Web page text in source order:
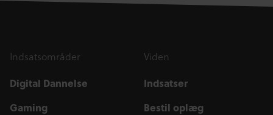
Indsatsområder
Digital Dannelse
Gaming
Viden
Indsatser
Bestil oplæg